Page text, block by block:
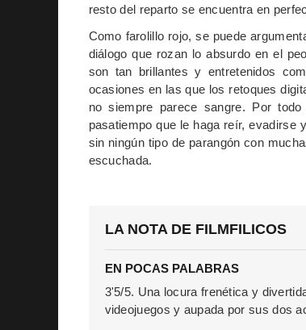
resto del reparto se encuentra en
Como farolillo rojo, se puede
diálogo que rozan lo absurdo en el
son tan brillantes y entretenidos
ocasiones en las que los retoques
no siempre parece sangre. Por
pasatiempo que le haga reír, evadirse
sin ningún tipo de parangón con
escuchada.
LA NOTA DE FILMFILICOS
EN POCAS PALABRAS
3'5/5. Una locura frenética y
videojuegos y aupada por sus dos